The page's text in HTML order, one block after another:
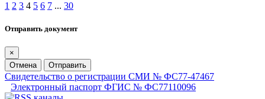
1 2 3 4 5 6 7 ... 30
Отправить документ
×
Отмена
Отправить
Свидетельство о регистрации СМИ № ФС77-47467
Электронный паспорт ФГИС № ФС77110096